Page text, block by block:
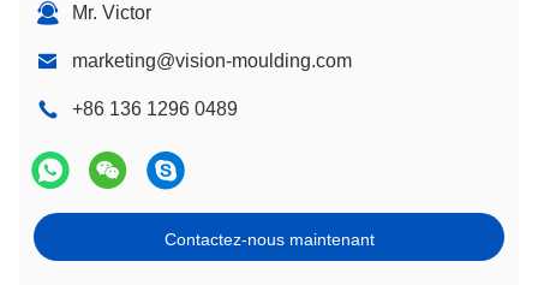
Mr. Victor
marketing@vision-moulding.com
+86 136 1296 0489
Contactez-nous maintenant